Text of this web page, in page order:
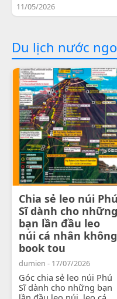
11/05/2026
Du lịch nước
Chia sẻ leo núi Phú
Sĩ dành cho những
bạn lần đầu leo
núi cá nhân không
book tou
dumien - 17/07/2026
Góc chia sẻ leo núi Phú
Sĩ dành cho những bạn